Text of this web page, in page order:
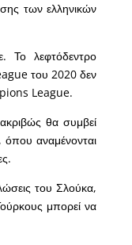
των ελληνικών
Το λεφτόδεντρο
του 2020 δεν
League.
θα συμβεί
αναμένονται
του Σλούκα,
μπορεί να